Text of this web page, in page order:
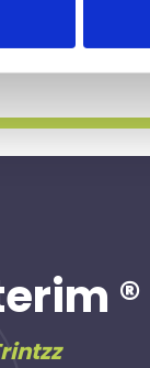
gaat.
®